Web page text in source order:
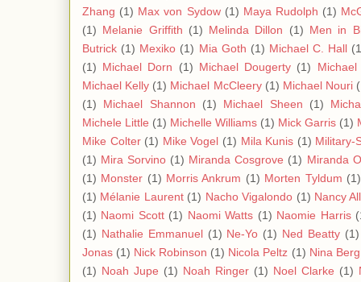
Zhang (1) Max von Sydow (1) Maya Rudolph (1)
(1)
Melanie Griffith (1) Melinda Dillon (1)
Men in
Butrick (1) Mexiko (1) Mia Goth (1) Michael C. Hall
(1)
Michael Dorn (1) Michael Dougerty (1)
Michael Kelly (1) Michael McCleery (1) Michael Nouri
(1)
Michael Shannon (1) Michael Sheen (1)
Michele Little (1) Michelle Williams (1) Mick Garris (1)
Mike Colter (1) Mike Vogel (1) Mila Kunis (1) Military-
(1) Mira Sorvino (1) Miranda Cosgrove (1) Miranda
(1) Monster (1) Morris Ankrum (1) Morten Tyldum (1)
(1) Mélanie Laurent (1) Nacho Vigalondo (1) Nancy
(1) Naomi Scott (1) Naomi Watts (1) Naomie Harris
(1) Nathalie Emmanuel (1) Ne-Yo (1) Ned Beatty (1)
Jonas (1) Nick Robinson (1) Nicola Peltz (1) Nina
(1) Noah Jupe (1) Noah Ringer (1) Noel Clarke (1)